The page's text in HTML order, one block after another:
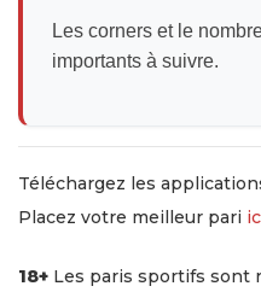
Les corners et le
importants à suivre.
Téléchargez les
Placez votre meilleur pari
18+ Les paris sportifs sont